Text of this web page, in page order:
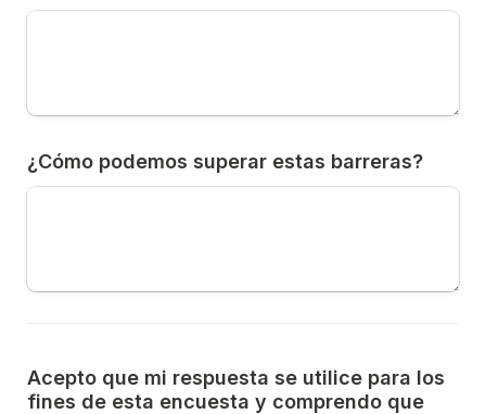
¿Cómo podemos superar estas barreras?
Acepto que mi respuesta se utilice para los
fines de esta encuesta y comprendo que